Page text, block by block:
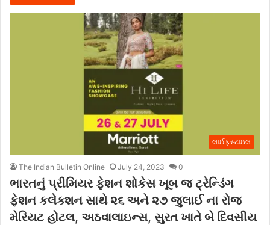
લાઈફસ્ટાઇલ
The Indian Bulletin Online July 24, 2023 0
ભારતનું પ્રીમિયર ફેશન શોકેસ ખૂબ જ ટ્રેન્ડિંગ
ફેશન કલેક્શન સાથે ૨૬ અને ૨૭ જુલાઈ ના રોજ
મેરિયટ હોટલ, અઠવાલાઇન્સ, સુરત ખાતે બે દિવસીય